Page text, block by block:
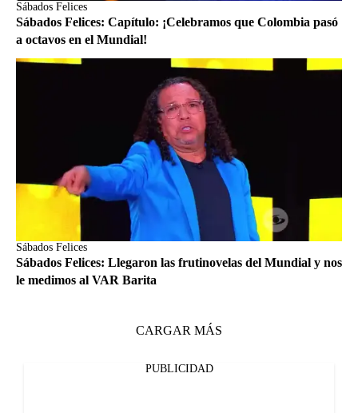
Sábados Felices
Sábados Felices: Capítulo: ¡Celebramos que Colombia pasó
a octavos en el Mundial!
Sábados Felices
Sábados Felices: Llegaron las frutinovelas del Mundial y nos
le medimos al VAR Barita
CARGAR MÁS
PUBLICIDAD